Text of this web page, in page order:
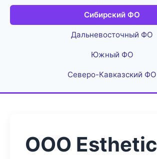
Сибирский ФО
Дальневосточный ФО
Южный ФО
Северо-Кавказский ФО
ООО Esthetic